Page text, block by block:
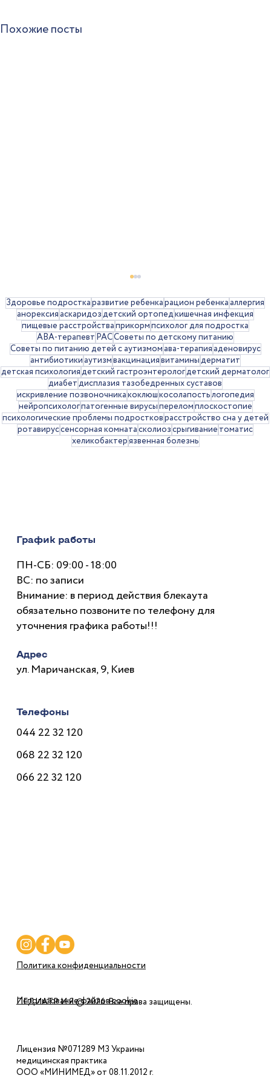
Похожие посты
Рвота у детей: когда стоит
обращаться к врачу
Здоровье подросткаразвитие ребенкарацион ребенкааллергия
анорексияаскаридоздетский ортопедкишечная инфекция
пищевые расстройстваприкормпсихолог для подростка
АВА-терапевт РАССоветы по детскому питанию
Советы по питанию детей с аутизмомава-терапияаденовирус
антибиотикиаутизмвакцинациявитаминыдерматит
детская психологиядетский гастроэнтерологдетский дерматолог
диабетдисплазия тазобедренных суставов
искривление позвоночникакоклюшкосолапостьлогопедия
нейропсихологпатогенные вирусыпереломплоскостопие
психологические проблемы подростковрасстройство сна у детей
ротавируссенсорная комнатасколиозсрыгивание томатис
хеликобактерязвенная болезнь
ПЕДИАТР И Я © 2026. Все права защищены.
График работы
ПН-СБ: 09:00 - 18:00
ВС: по записи
Внимание: в период действия блекаута
обязательно позвоните по телефону для
уточнения графика работы!!!
Адрес
ул. Маричанская, 9, Киев
Политика конфиденциальности
Телефоны
044 22 32 120
068 22 32 120
066 22 32 120
Использование файлов cookie
Лицензия №071289 МЗ Украины
медицинская практика
ООО «МИНИМЕД» от 08.11.2012 г.